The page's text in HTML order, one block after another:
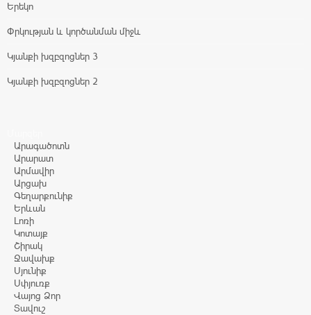
Երեկո
Փրկության և կործանման միջև
Կյանքի խզբզոցներ 3
Կյանքի խզբզոցներ 2
Արագածոտն
Արարատ
Արմավիր
Արցախ
Գեղարքունիք
Երևան
Լոռի
Կոտայք
Շիրակ
Ջավախք
Սյունիք
Սփյուռք
Վայոց Ձոր
Տավուշ